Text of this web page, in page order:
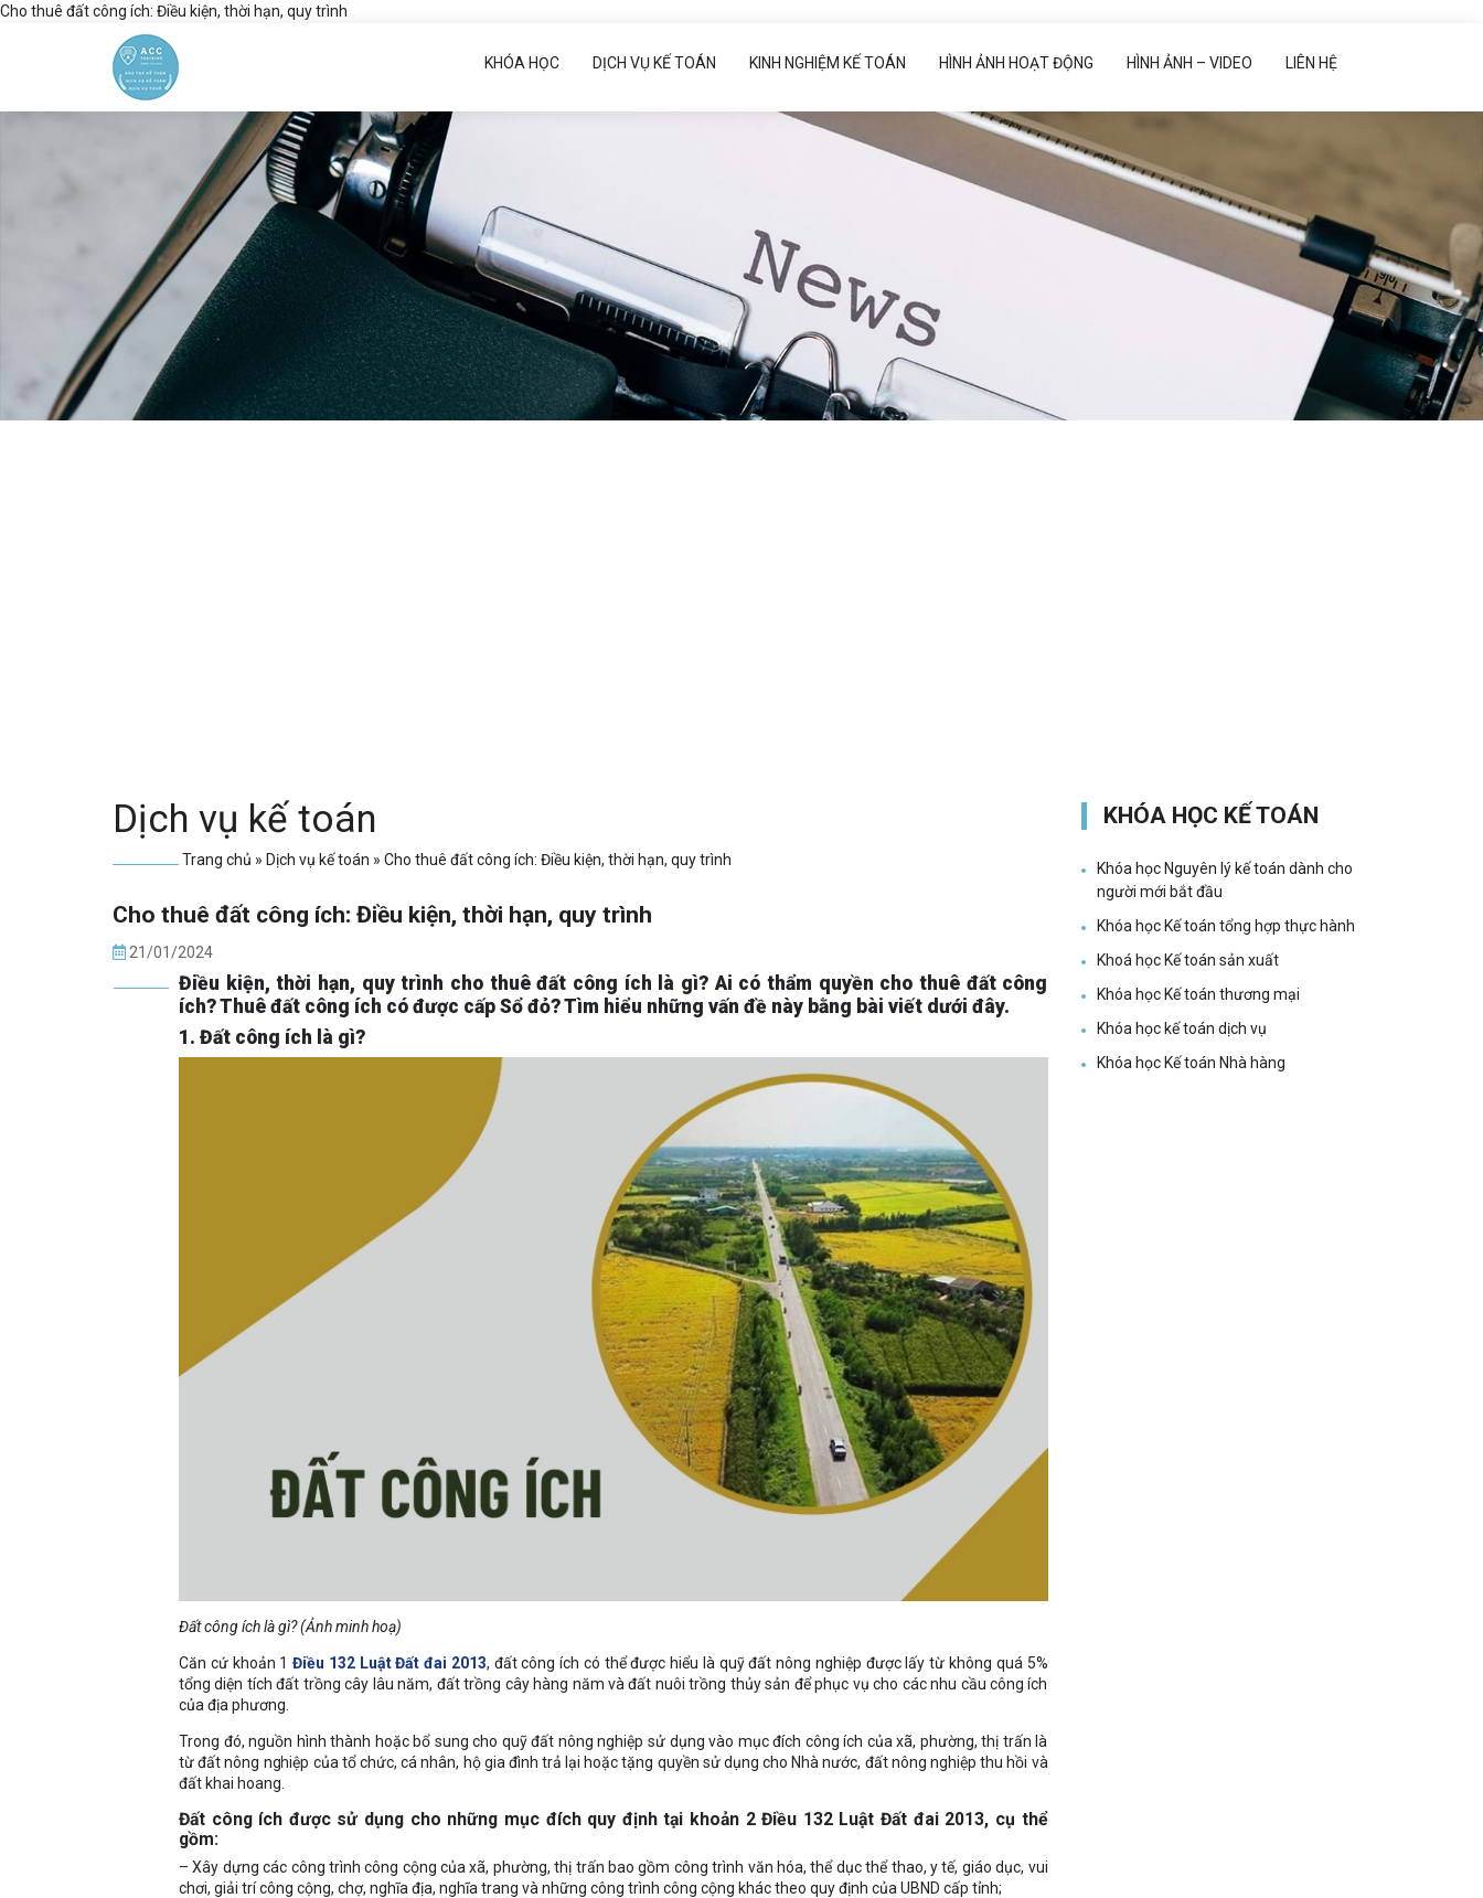
Cho thuê đất công ích: Điều kiện, thời hạn, quy trình
KHÓA HỌC DỊCH VỤ KẾ TOÁN KINH NGHIỆM KẾ TOÁN HÌNH ẢNH HOẠT ĐỘNG HÌNH ẢNH – VIDEO LIÊN HỆ
Dịch vụ kế toán
Trang chủ » Dịch vụ kế toán » Cho thuê đất công ích: Điều kiện, thời hạn, quy trình
Cho thuê đất công ích: Điều kiện, thời hạn, quy trình
21/01/2024
Điều kiện, thời hạn, quy trình cho thuê đất công ích là gì? Ai có thẩm quyền cho thuê đất công
ích? Thuê đất công ích có được cấp Sổ đỏ? Tìm hiểu những vấn đề này bằng bài viết dưới đây.
1. Đất công ích là gì?
Đất công ích là gì? (Ảnh minh hoạ)
Căn cứ khoản 1Điều 132 Luật Đất đai 2013, đất công ích có thể được hiểu là quỹ đất nông nghiệp được lấy từ không quá 5%
tổng diện tích đất trồng cây lâu năm, đất trồng cây hàng năm và đất nuôi trồng thủy sản để phục vụ cho các nhu cầu công ích
của địa phương.
Trong đó, nguồn hình thành hoặc bổ sung cho quỹ đất nông nghiệp sử dụng vào mục đích công ích của xã, phường, thị trấn là
từ đất nông nghiệp của tổ chức, cá nhân, hộ gia đình trả lại hoặc tặng quyền sử dụng cho Nhà nước, đất nông nghiệp thu hồi và
đất khai hoang.
Đất công ích được sử dụng cho những mục đích quy định tại khoản 2 Điều 132 Luật Đất đai 2013, cụ thể
gồm:
– Xây dựng các công trình công cộng của xã, phường, thị trấn bao gồm công trình văn hóa, thể dục thể thao, y tế, giáo dục, vui
chơi, giải trí công cộng, chợ, nghĩa địa, nghĩa trang và những công trình công cộng khác theo quy định của UBND cấp tỉnh;
KHÓA HỌC KẾ TOÁN
Khóa học Nguyên lý kế toán dành cho
người mới bắt đầu
Khóa học Kế toán tổng hợp thực hành
Khoá học Kế toán sản xuất
Khóa học Kế toán thương mại
Khóa học kế toán dịch vụ
Khóa học Kế toán Nhà hàng